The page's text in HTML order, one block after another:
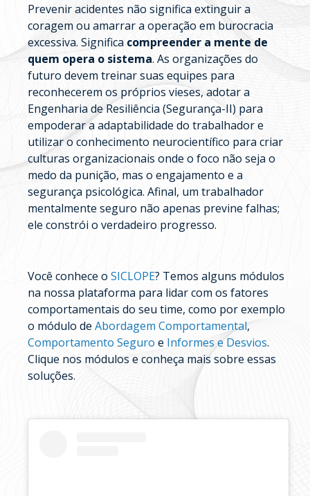
Prevenir acidentes não significa extinguir a
coragem ou amarrar a operação em burocracia
excessiva. Significa compreender a mente de
quem opera o sistema. As organizações do
futuro devem treinar suas equipes para
reconhecerem os próprios vieses, adotar a
Engenharia de Resiliência (Segurança-II) para
empoderar a adaptabilidade do trabalhador e
utilizar o conhecimento neurocientífico para criar
culturas organizacionais onde o foco não seja o
medo da punição, mas o engajamento e a
segurança psicológica. Afinal, um trabalhador
mentalmente seguro não apenas previne falhas;
ele constrói o verdadeiro progresso.
Você conhece o SICLOPE? Temos alguns módulos
na nossa plataforma para lidar com os fatores
comportamentais do seu time, como por exemplo
o módulo de Abordagem Comportamental,
Comportamento Seguro e Informes e Desvios.
Clique nos módulos e conheça mais sobre essas
soluções.